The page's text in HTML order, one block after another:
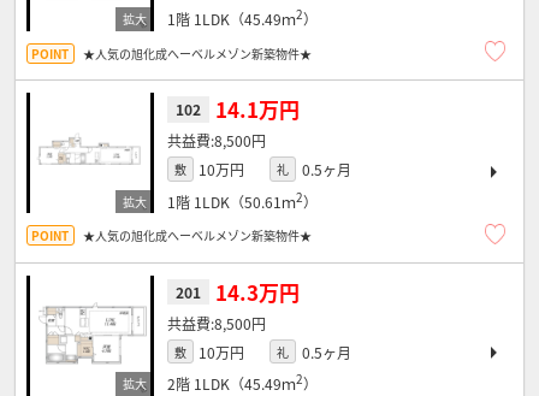
1階 1LDK（45.49ｍ2）
★人気の旭化成へーベルメゾン新築物件★
102 14.1万円
8,500円
敷 10万円 礼
0.5ヶ月
1階 1LDK（50.61ｍ2）
★人気の旭化成へーベルメゾン新築物件★
201 14.3万円
8,500円
敷 10万円 礼
0.5ヶ月
2階 1LDK（45.49ｍ2）